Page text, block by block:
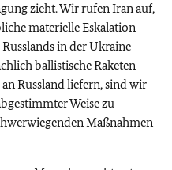
zieht. Wir rufen Iran auf,
materielle Eskalation
in der Ukraine
ballistische Raketen
Russland liefern, sind wir
Weise zu
Maßnahmen